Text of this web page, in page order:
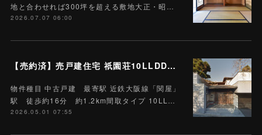
地と合わせれば300坪を超える敷地大正・昭…
2026.07.07 06:00
【売約済】売戸建住宅 祇園荘10LLDDKK 土地968.07平米 (約292.8坪)
物件種目 中古戸建 最寄駅 近鉄大阪線「関屋」
駅 徒歩約16分 約1.2km間取タイプ 10LL…
2026.05.01 07:55